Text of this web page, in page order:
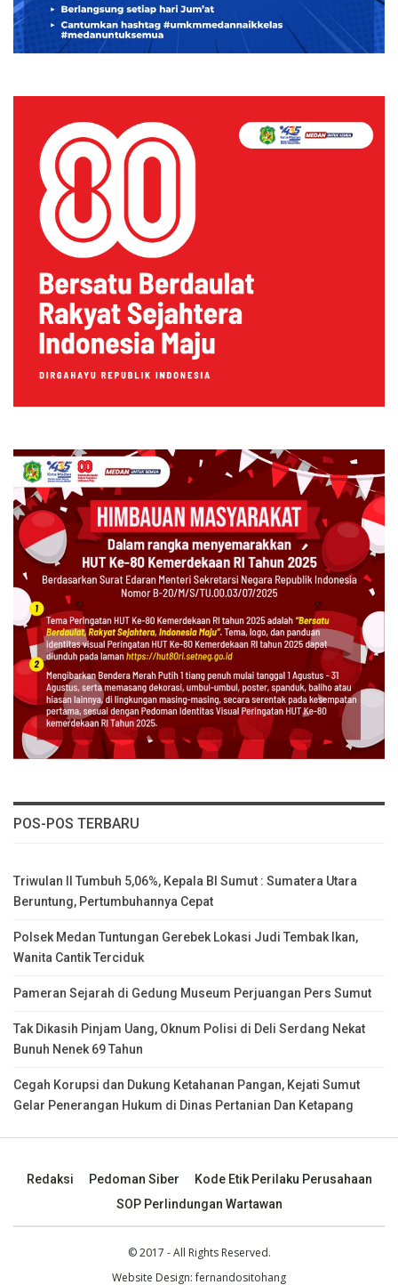
POS-POS TERBARU
Triwulan II Tumbuh 5,06%, Kepala BI Sumut : Sumatera Utara
Beruntung, Pertumbuhannya Cepat
Polsek Medan Tuntungan Gerebek Lokasi Judi Tembak Ikan,
Wanita Cantik Terciduk
Pameran Sejarah di Gedung Museum Perjuangan Pers Sumut
Tak Dikasih Pinjam Uang, Oknum Polisi di Deli Serdang Nekat
Bunuh Nenek 69 Tahun
Cegah Korupsi dan Dukung Ketahanan Pangan, Kejati Sumut
Gelar Penerangan Hukum di Dinas Pertanian Dan Ketapang
Redaksi Pedoman Siber
Kode Etik Perilaku Perusahaan
SOP Perlindungan Wartawan
© 2017 - All Rights Reserved.
Website Design:fernandositohang